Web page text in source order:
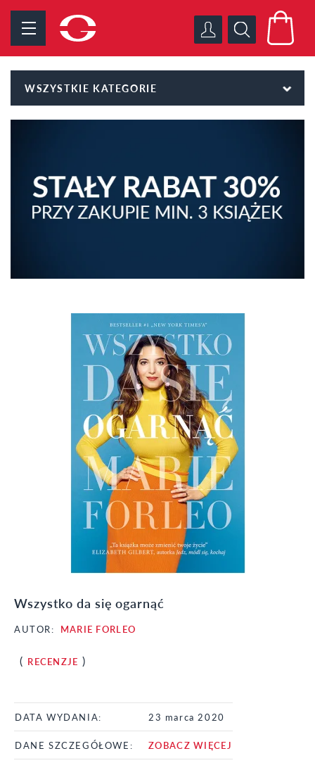
WSZYSTKIE KATEGORIE
Wszystko da się ogarnąć
AUTOR: MARIE FORLEO
( RECENZJE )
DATA WYDANIA: 23 marca 2020
DANE SZCZEGÓŁOWE: ZOBACZ WIĘCEJ